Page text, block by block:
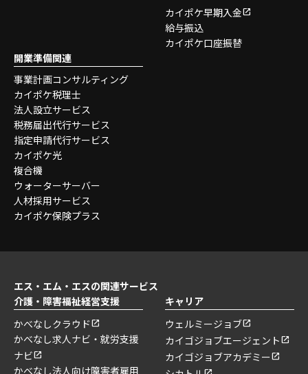
カイポケ早期入金
給与振込
カイポケ口座振替
開業準備関連
事業計画コンサルティング
カイポケ税理士
法人設立サービス
税務届出代行サービス
指定申請代行サービス
カイポケ光
複合機
ウォーターサーバー
人材採用サービス
カイポケ保険プラス
エス・エム・エスの関連サービス
介護・障害福祉経営支援
かべなしクラウド
かべなし求人ナビ・就労支援
ナビ
かべなし法人向け障害者雇用
キャリア
ウェルミージョブ
カイゴジョブエージェント
カイゴジョブアカデミー